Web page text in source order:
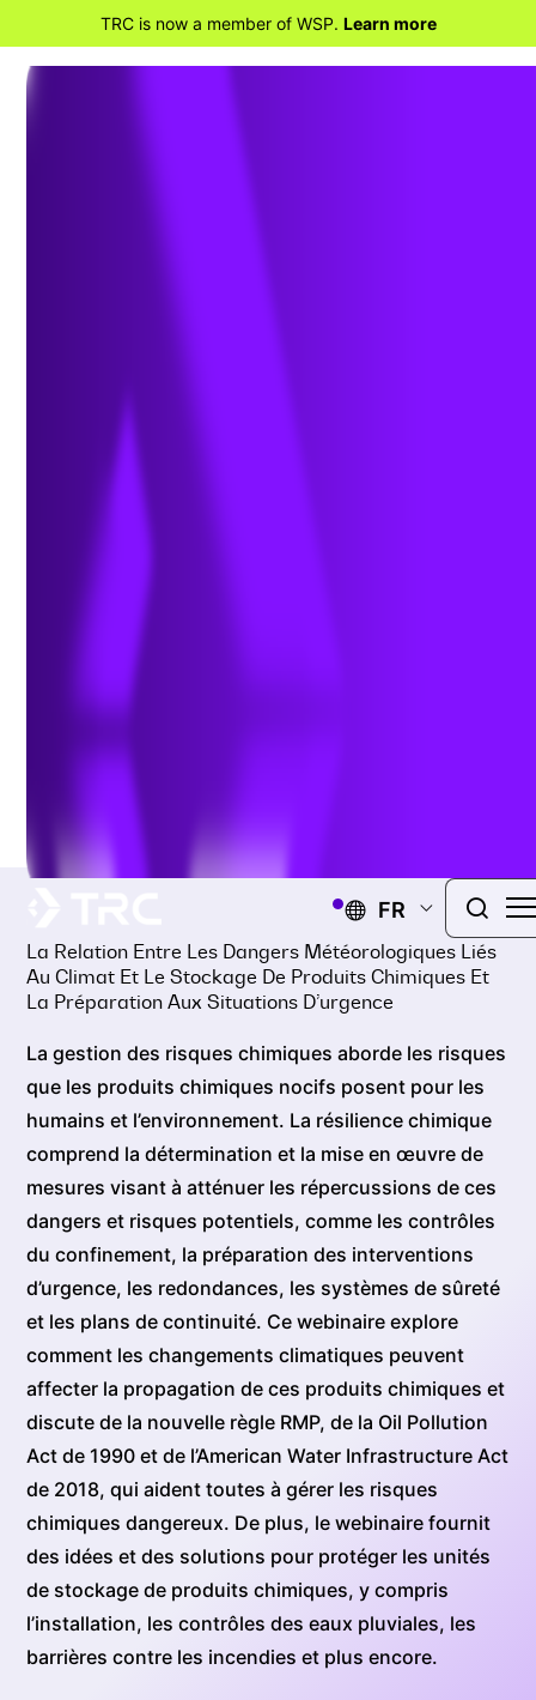
TRC is now a member of WSP. Learn more
FR
La relation entre les dangers
août 22, 2024
La Relation Entre Les Dangers Météorologiques Liés
Au Climat Et Le Stockage De Produits Chimiques Et
La Préparation Aux Situations D’urgence
La gestion des risques chimiques aborde les risques
que les produits chimiques nocifs posent pour les
humains et l’environnement. La résilience chimique
comprend la détermination et la mise en œuvre de
mesures visant à atténuer les répercussions de ces
dangers et risques potentiels, comme les contrôles
du confinement, la préparation des interventions
d’urgence, les redondances, les systèmes de sûreté
et les plans de continuité. Ce webinaire explore
comment les changements climatiques peuvent
affecter la propagation de ces produits chimiques et
discute de la nouvelle règle RMP, de la Oil Pollution
Act de 1990 et de l’American Water Infrastructure Act
de 2018, qui aident toutes à gérer les risques
chimiques dangereux. De plus, le webinaire fournit
des idées et des solutions pour protéger les unités
de stockage de produits chimiques, y compris
l’installation, les contrôles des eaux pluviales, les
barrières contre les incendies et plus encore.